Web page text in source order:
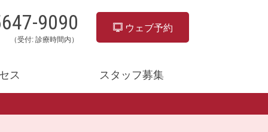
9090
（受付: 診療時間内）
ウェブ予約
ス スタッフ募集